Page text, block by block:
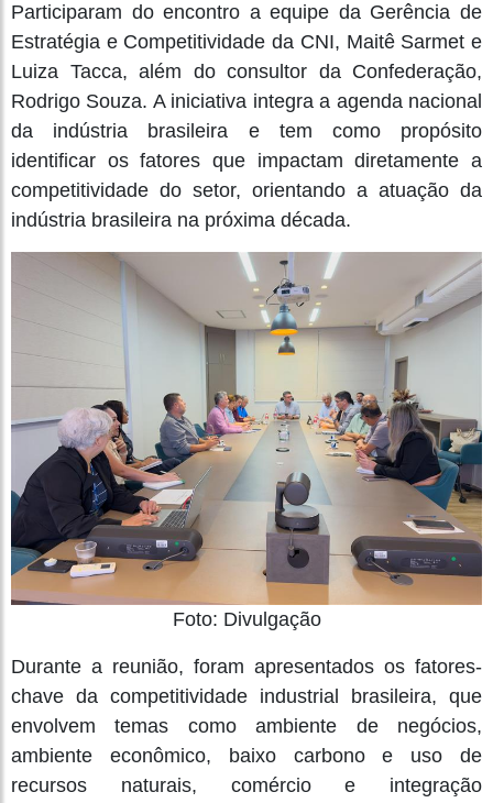
Participaram do encontro a equipe da Gerência de
Estratégia e Competitividade da CNI, Maitê Sarmet e
Luiza Tacca, além do consultor da Confederação,
Rodrigo Souza. A iniciativa integra a agenda nacional
da indústria brasileira e tem como propósito
identificar os fatores que impactam diretamente a
competitividade do setor, orientando a atuação da
indústria brasileira na próxima década.
Foto: Divulgação
Durante a reunião, foram apresentados os fatores-
chave da competitividade industrial brasileira, que
envolvem temas como ambiente de negócios,
ambiente econômico, baixo carbono e uso de
recursos naturais, comércio e integração